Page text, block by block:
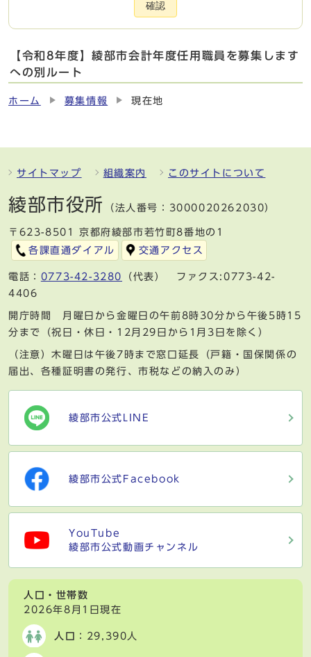
確認
【令和8年度】綾部市会計年度任用職員を募集します
への別ルート
ホーム 募集情報 現在地
サイトマップ 組織案内 このサイトについて
綾部市役所 （法人番号：3000020262030）
〒623-8501 京都府綾部市若竹町8番地の1
各課直通ダイアル
交通アクセス
電話： 0773-42-3280
（代表） ファクス:0773-42-
4406
開庁時間 月曜日から金曜日の午前8時30分から午後5時15
分まで（祝日・休日・12月29日から1月3日を除く）
（注意）木曜日は午後7時まで窓口延長（戸籍・国保関係の
届出、各種証明書の発行、市税などの納入のみ）
綾部市公式LINE
綾部市公式Facebook
YouTube
綾部市公式動画チャンネル
人口・世帯数
2026年8月1日現在
人口 ：29,390人